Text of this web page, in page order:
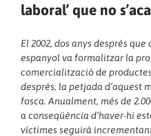
laboral’ que no
El 2002, dos anys després
espanyol va formalitzar la
comercialització de
després, la petjada d’aquest
fosca. Anualment, més de
a conseqüència d’haver-hi
víctimes seguirà